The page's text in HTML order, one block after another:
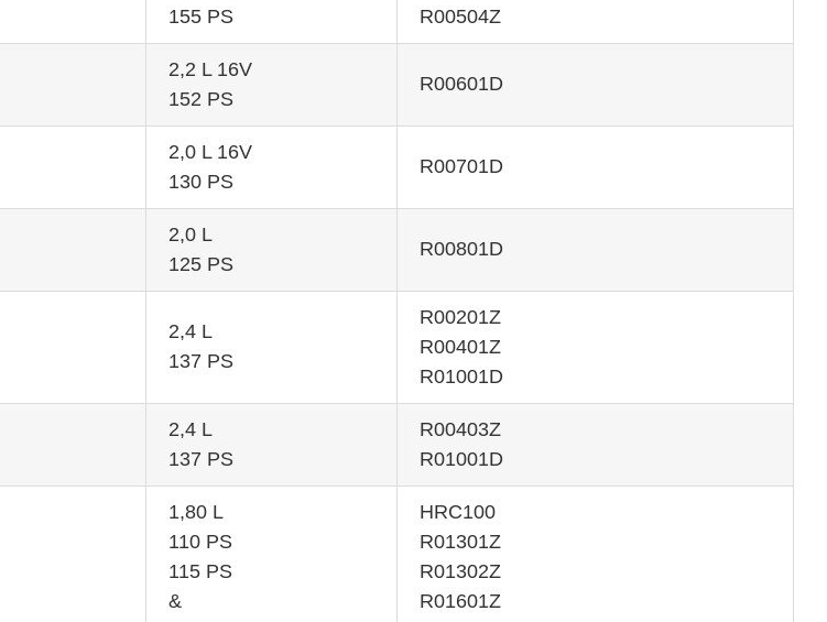
155 PS
R00504Z
2,2 L 16V
152 PS
R00601D
2,0 L 16V
130 PS
R00701D
2,0 L
125 PS
R00801D
2,4 L
137 PS
R00201Z
R00401Z
R01001D
2,4 L
137 PS
R00403Z
R01001D
1,80 L
110 PS
115 PS
&
HRC100
R01301Z
R01302Z
R01601Z